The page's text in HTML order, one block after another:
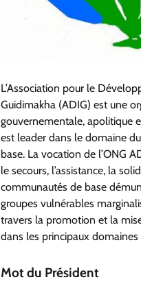
L’Association pour le
Guidimakha (ADIG) est une
gouvernementale, apolitique
est leader dans le domaine
base. La vocation de l’ONG
le secours, l’assistance, la
communautés de base
groupes vulnérables
travers la promotion et la
dans les principaux domaines
Mot du Président